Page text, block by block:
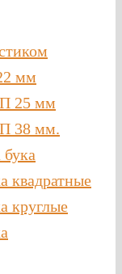
мм
25 мм
38 мм.
квадратные
круглые